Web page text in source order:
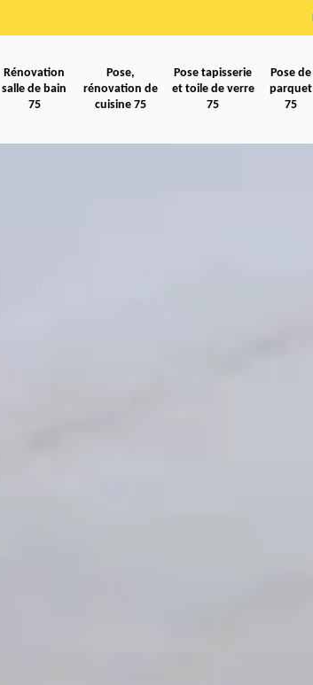
Rénovation
salle de bain
75
Pose,
rénovation de
cuisine 75
Pose tapisserie
et toile de verre
75
Pose de
parquet
75